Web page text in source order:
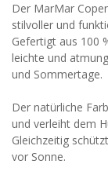
Der MarMar
stilvoller und
Gefertigt aus 100
leichte und
und Sommertage.
Der natürliche
und verleiht dem
Gleichzeitig
vor Sonne.